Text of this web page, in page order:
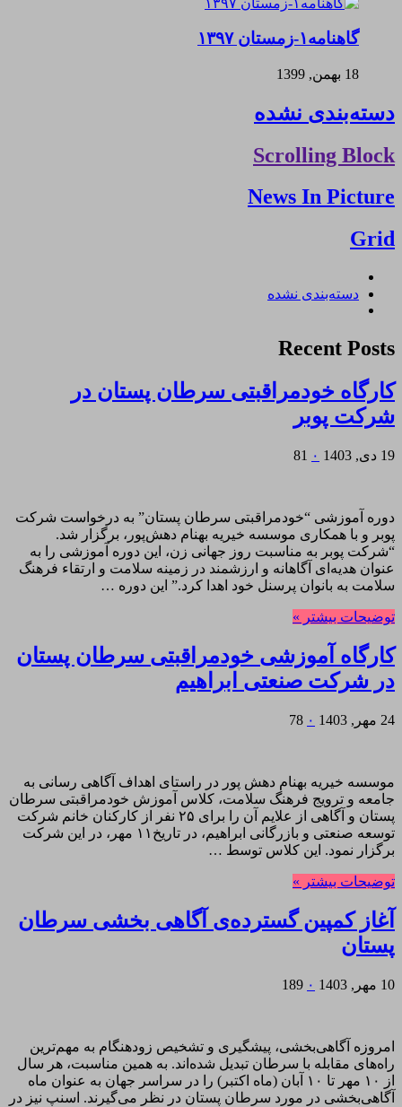
گاهنامه۱-زمستان ۱۳۹۷
18 بهمن, 1399
دسته‌بندی نشده
Scrolling Block
News In Picture
Grid
دسته‌بندی نشده
Recent Posts
کارگاه خودمراقبتی سرطان پستان در
شرکت پوبر
19 دی, 1403 ۰ 81
دوره آموزشی “خودمراقبتی سرطان پستان” به درخواست شرکت
پوبر و با همکاری موسسه خیریه بهنام دهش‌پور، برگزار شد.
“شرکت پوبر به مناسبت روز جهانی زن، این دوره آموزشی را به
عنوان هدیه‌ای آگاهانه و ارزشمند در زمینه سلامت و ارتقاء فرهنگ
سلامت به بانوان پرسنل خود اهدا کرد.” این دوره …
توضیحات بیشتر »
کارگاه آموزشی خودمراقبتی سرطان پستان
در شرکت صنعتی ابراهیم
24 مهر, 1403 ۰ 78
موسسه خیریه بهنام دهش پور در راستای اهداف آگاهی رسانی به
جامعه و ترویج فرهنگ سلامت، کلاس آموزش خودمراقبتی سرطان
پستان و آگاهی از علایم آن را برای ۲۵ نفر از کارکنان خانم شرکت
توسعه صنعتی و بازرگانی ابراهیم، در تاریخ۱۱ مهر، در این شرکت
برگزار نمود. این کلاس توسط …
توضیحات بیشتر »
آغاز کمپین گسترده‌ی آگاهی بخشی سرطان
پستان
10 مهر, 1403 ۰ 189
امروزه آگاهی‌بخشی، پیشگیری و تشخیص زودهنگام به مهم‌ترین
راه‌های مقابله با سرطان تبدیل شده‌اند. به همین مناسبت، هر سال
از ۱۰ مهر تا ۱۰ آبان (ماه اکتبر) را در سراسر جهان به عنوان ماه
آگاهی‌بخشی در مورد سرطان پستان در نظر می‌گیرند. اسنپ نیز در